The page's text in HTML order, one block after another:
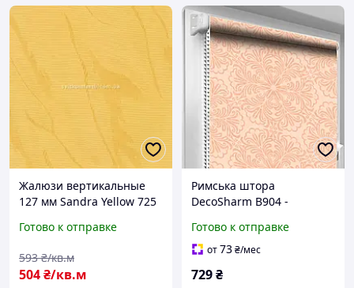
Жалюзи вертикальные
127 мм Sandra Yellow 725
Готово к отправке
504₴/кв.м
593 ₴/кв.м
Римська штора
DecoSharm В904 -
Готово к отправке
от73₴/мес
729₴